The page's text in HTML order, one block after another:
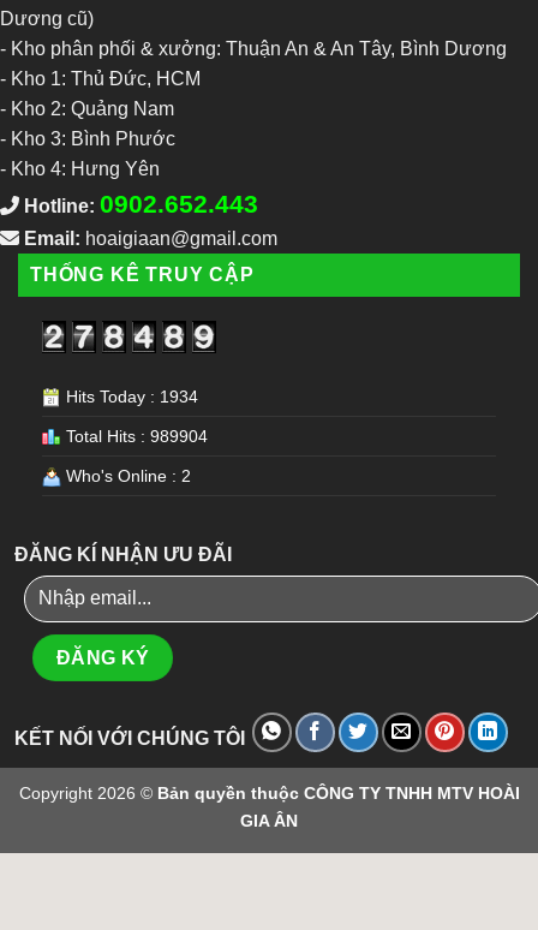
Dương cũ)
- Kho phân phối & xưởng: Thuận An & An Tây, Bình Dương
- Kho 1: Thủ Đức, HCM
- Kho 2: Quảng Nam
- Kho 3: Bình Phước
- Kho 4: Hưng Yên
Hotline: 0902.652.443
Email: hoaigiaan@gmail.com
THỐNG KÊ TRUY CẬP
Hits Today : 1934
Total Hits : 989904
Who's Online : 2
ĐĂNG KÍ NHẬN ƯU ĐÃI
KẾT NỐI VỚI CHÚNG TÔI
Copyright 2026 © Bản quyền thuộc CÔNG TY TNHH MTV HOÀI
GIA ÂN